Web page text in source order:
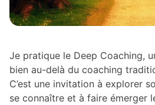
Je pratique le Deep Coaching,
bien au-delà du coaching
C’est une invitation à explorer
se connaître et à faire émerger